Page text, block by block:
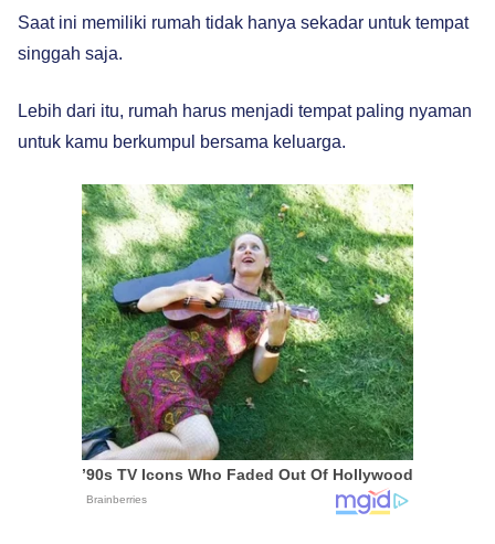
Saat ini memiliki rumah tidak hanya sekadar untuk tempat
singgah saja.
Lebih dari itu, rumah harus menjadi tempat paling nyaman
untuk kamu berkumpul bersama keluarga.